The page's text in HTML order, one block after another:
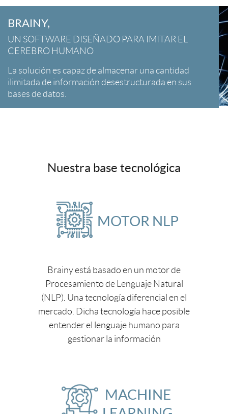
BRAINY,
UN SOFTWARE DISEÑADO PARA IMITAR EL
CEREBRO HUMANO
La solución es capaz de almacenar una cantidad
ilimitada de información desestructurada en sus
bases de datos.
Nuestra base tecnológica
MOTOR NLP
Brainy está basado en un motor de
Procesamiento de Lenguaje Natural
(NLP). Una tecnología diferencial en el
mercado. Dicha tecnología hace posible
entender el lenguaje humano para
gestionar la información
MACHINE